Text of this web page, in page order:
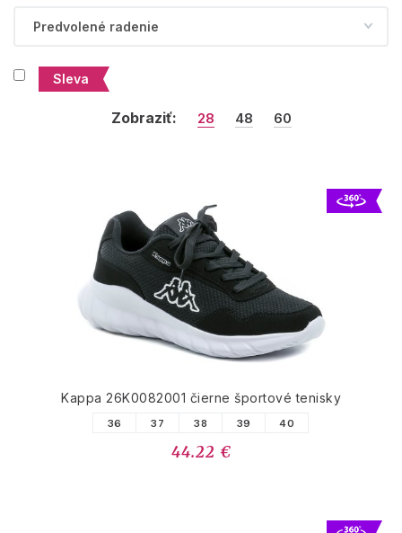
Sleva
Zobraziť: 28 48 60
Kappa 26K0082001 čierne športové tenisky
36 37 38 39 40
44.22 €